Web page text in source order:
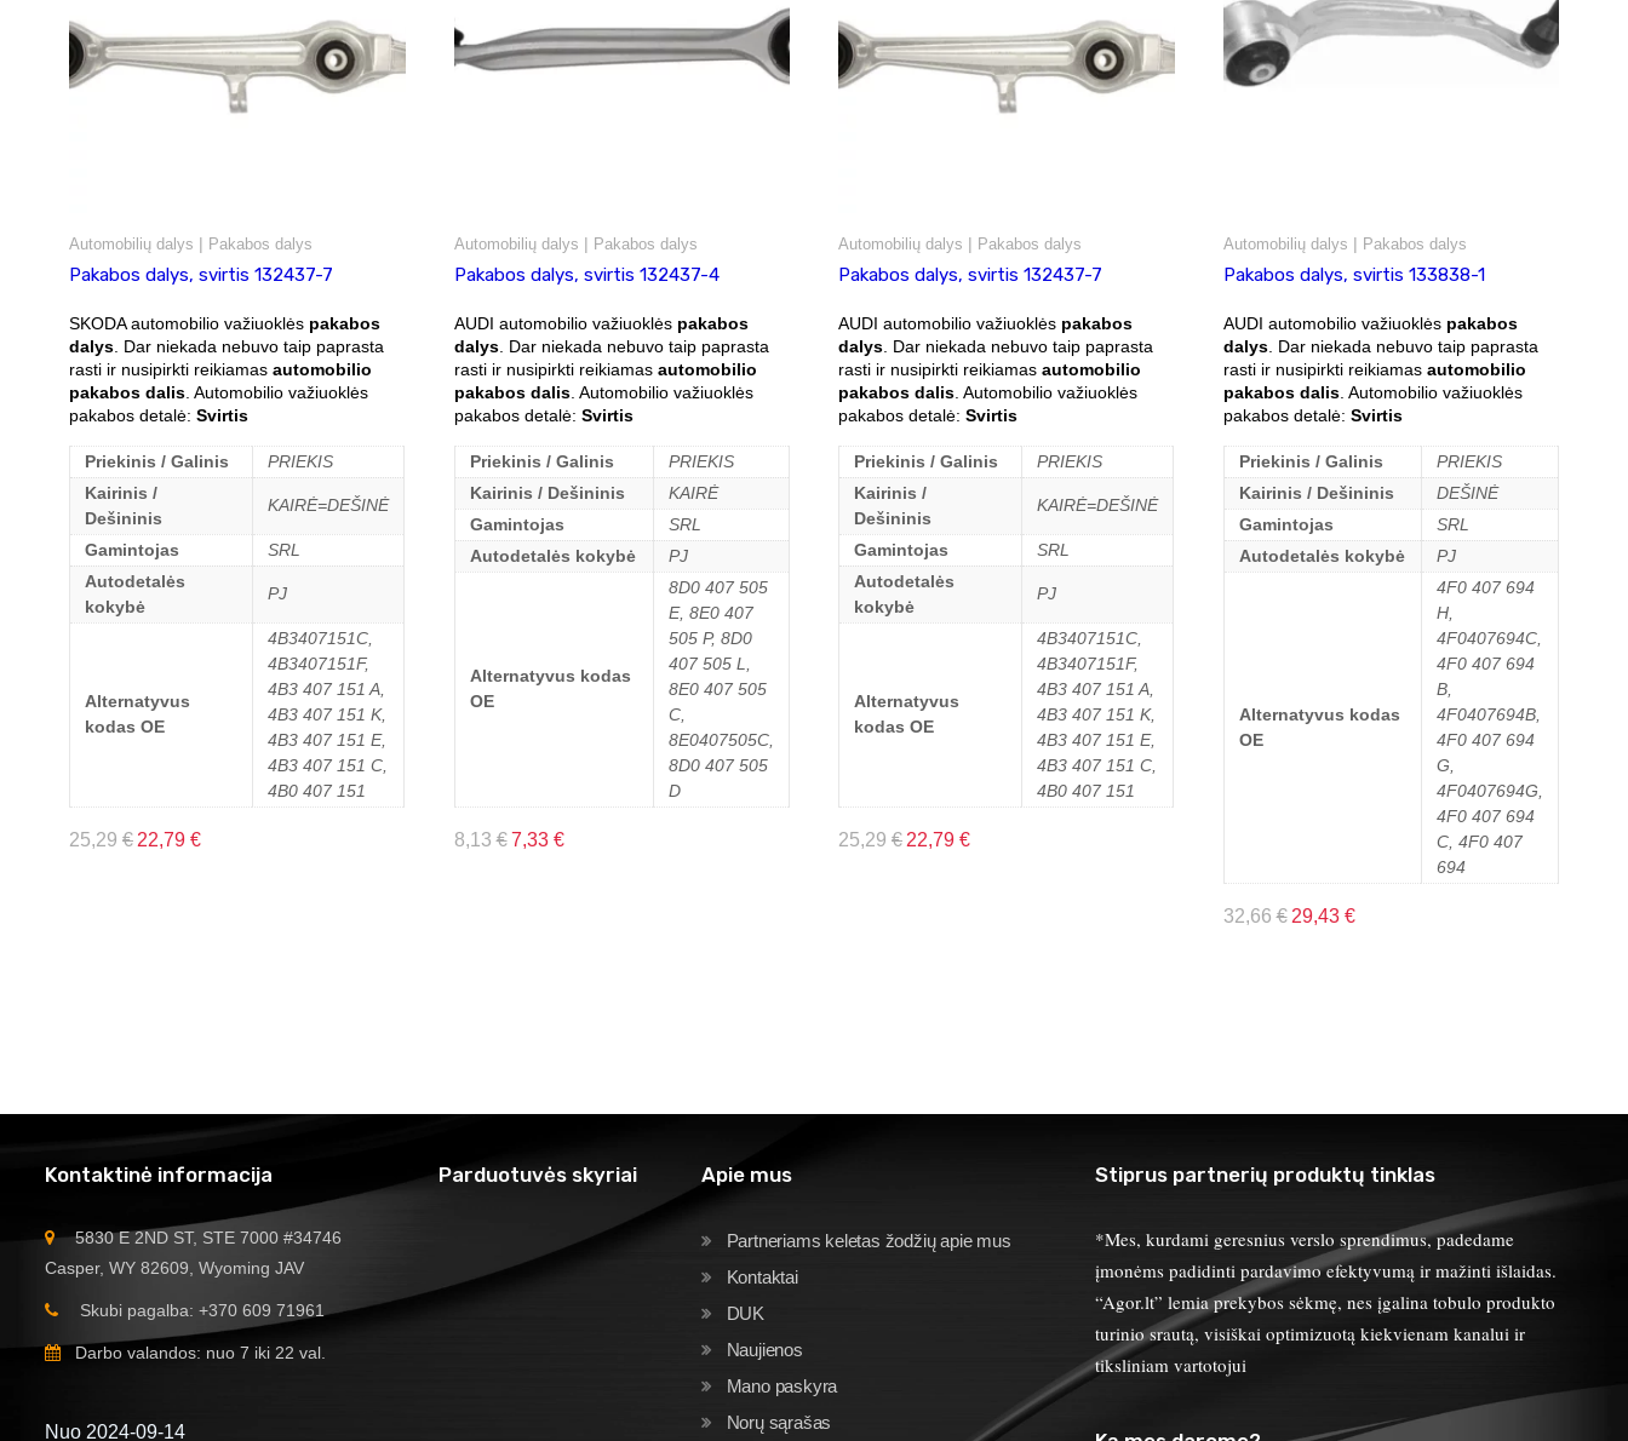
Automobilių dalys | Pakabos dalys
Pakabos dalys, svirtis 132437-7
SKODA automobilio važiuoklės pakabos
dalys . Dar niekada nebuvo taip paprasta
rasti ir nusipirkti reikiamas automobilio
pakabos dalis . Automobilio važiuoklės
pakabos detalė: Svirtis
Priekinis / Galinis
PRIEKIS
Kairinis /
Dešininis
KAIRĖ=DEŠINĖ
Gamintojas
SRL
Autodetalės
kokybė
PJ
Alternatyvus
kodas OE
4B3407151C,
4B3407151F,
4B3 407 151 A,
4B3 407 151 K,
4B3 407 151 E,
4B3 407 151 C,
4B0 407 151
25,29 € 22,79 €
Automobilių dalys | Pakabos dalys
Pakabos dalys, svirtis 132437-4
AUDI automobilio važiuoklės pakabos
dalys. Dar niekada nebuvo taip paprasta
rasti ir nusipirkti reikiamas automobilio
pakabos dalis. Automobilio važiuoklės
pakabos detalė: Svirtis
Priekinis / Galinis
PRIEKIS
Kairinis / Dešininis
KAIRĖ
Gamintojas
SRL
Autodetalės kokybė
PJ
Alternatyvus kodas
OE
8D0 407 505
E, 8E0 407
505 P, 8D0
407 505 L,
8E0 407 505
C,
8E0407505C,
8D0 407 505
D
8,13€ 7,33 €
Automobilių dalys | Pakabos dalys
Pakabos dalys, svirtis 132437-7
AUDI automobilio važiuoklės pakabos
dalys . Dar niekada nebuvo taip paprasta
rasti ir nusipirkti reikiamas automobilio
pakabos dalis . Automobilio važiuoklės
pakabos detalė: Svirtis
Priekinis / Galinis
PRIEKIS
Kairinis /
Dešininis
KAIRĖ=DEŠINĖ
Gamintojas
SRL
Autodetalės
kokybė
PJ
Alternatyvus
kodas OE
4B3407151C,
4B3407151F,
4B3 407 151 A,
4B3 407 151 K,
4B3 407 151 E,
4B3 407 151 C,
4B0 407 151
25,29 € 22,79 €
Automobilių dalys | Pakabos dalys
Pakabos dalys, svirtis 133838-1
AUDI automobilio važiuoklės pakabos
dalys. Dar niekada nebuvo taip paprasta
rasti ir nusipirkti reikiamas automobilio
pakabos dalis. Automobilio važiuoklės
pakabos detalė: Svirtis
Priekinis / Galinis
PRIEKIS
Kairinis / Dešininis
DEŠINĖ
Gamintojas
SRL
Autodetalės kokybė
PJ
Alternatyvus kodas
OE
4F0 407 694
H,
4F0407694C,
4F0 407 694
B,
4F0407694B,
4F0 407 694
G,
4F0407694G,
4F0 407 694
C, 4F0 407
694
32,66€ 29,43 €
Kontaktinė informacija
5830 E 2ND ST, STE 7000 #34746
Casper, WY 82609, Wyoming JAV
Skubi pagalba: +370 609 71961
Darbo valandos: nuo 7 iki 22 val.
Nuo 2024-09-14
Parduotuvės skyriai Apie mus
Partneriams keletas žodžių apie mus
Kontaktai
DUK
Naujienos
Mano paskyra
Norų sąrašas
Stiprus partnerių produktų tinklas
*Mes, kurdami geresnius verslo sprendimus, padedame
įmonėms padidinti pardavimo efektyvumą ir mažinti išlaidas.
“Agor.lt” lemia prekybos sėkmę, nes įgalina tobulo produkto
turinio srautą, visiškai optimizuotą kiekvienam kanalui ir
tiksliniam vartotojui